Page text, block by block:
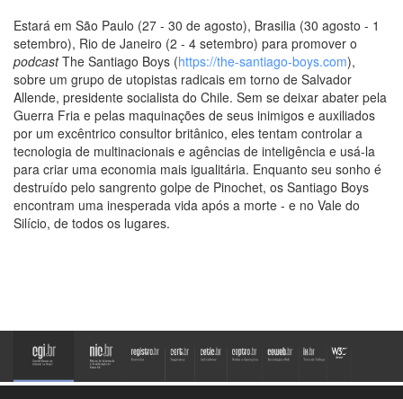
Estará em São Paulo (27 - 30 de agosto), Brasilia (30 agosto - 1
setembro), Rio de Janeiro (2 - 4 setembro) para promover o
podcastThe Santiago Boys (https://the-santiago-boys.com),
sobre um grupo de utopistas radicais em torno de Salvador
Allende, presidente socialista do Chile. Sem se deixar abater pela
Guerra Fria e pelas maquinações de seus inimigos e auxiliados
por um excêntrico consultor britânico, eles tentam controlar a
tecnologia de multinacionais e agências de inteligência e usá-la
para criar uma economia mais igualitária. Enquanto seu sonho é
destruído pelo sangrento golpe de Pinochet, os Santiago Boys
encontram uma inesperada vida após a morte - e no Vale do
Silício, de todos os lugares.